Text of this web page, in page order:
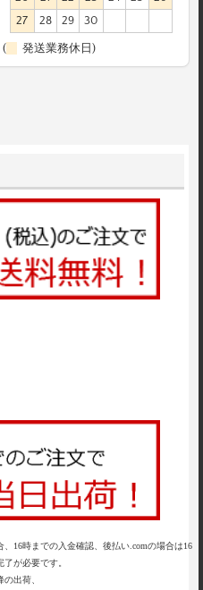
27
28 29 30
( 発送業務休日)
16時までの入金確認、後払い.comの場合は16
が必要です。
出荷、